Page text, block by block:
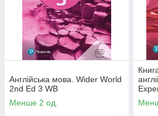
Англійська мова. Wider World
2nd Ed 3 WB
Менше 2 од.